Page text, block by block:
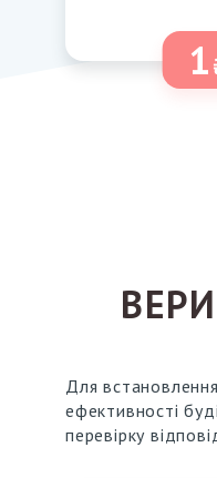
1
Для
ефективності
перевірку